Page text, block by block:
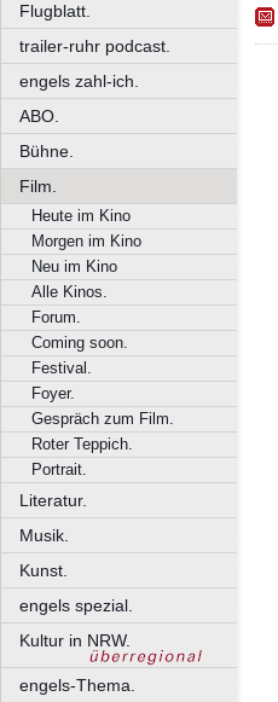
Flugblatt.
trailer-ruhr podcast.
engels zahl-ich.
ABO.
Bühne.
Film.
Heute im Kino
Morgen im Kino
Neu im Kino
Alle Kinos.
Forum.
Coming soon.
Festival.
Foyer.
Gespräch zum Film.
Roter Teppich.
Portrait.
Literatur.
Musik.
Kunst.
engels spezial.
Kultur in NRW.
engels-Thema.